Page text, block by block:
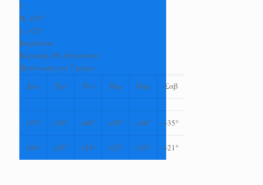
C
H: +35°
L: +27°
Καρδίτσα
Κυριακή, 09 Αύγουστος
Πρόγνωση για 7 μέρες
Δευ
Τρι Τετ Πεμ Παρ Σαβ
+35° +39° +40° +39° +36° +35°
+26° +25° +24° +23° +23° +21°